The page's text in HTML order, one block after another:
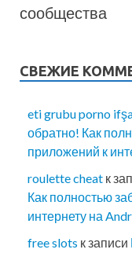
сообщества
СВЕЖИЕ
eti grubu porno
обратно! Как
приложений к
roulette cheat к
Как полностью
интернету на
free slots к записи